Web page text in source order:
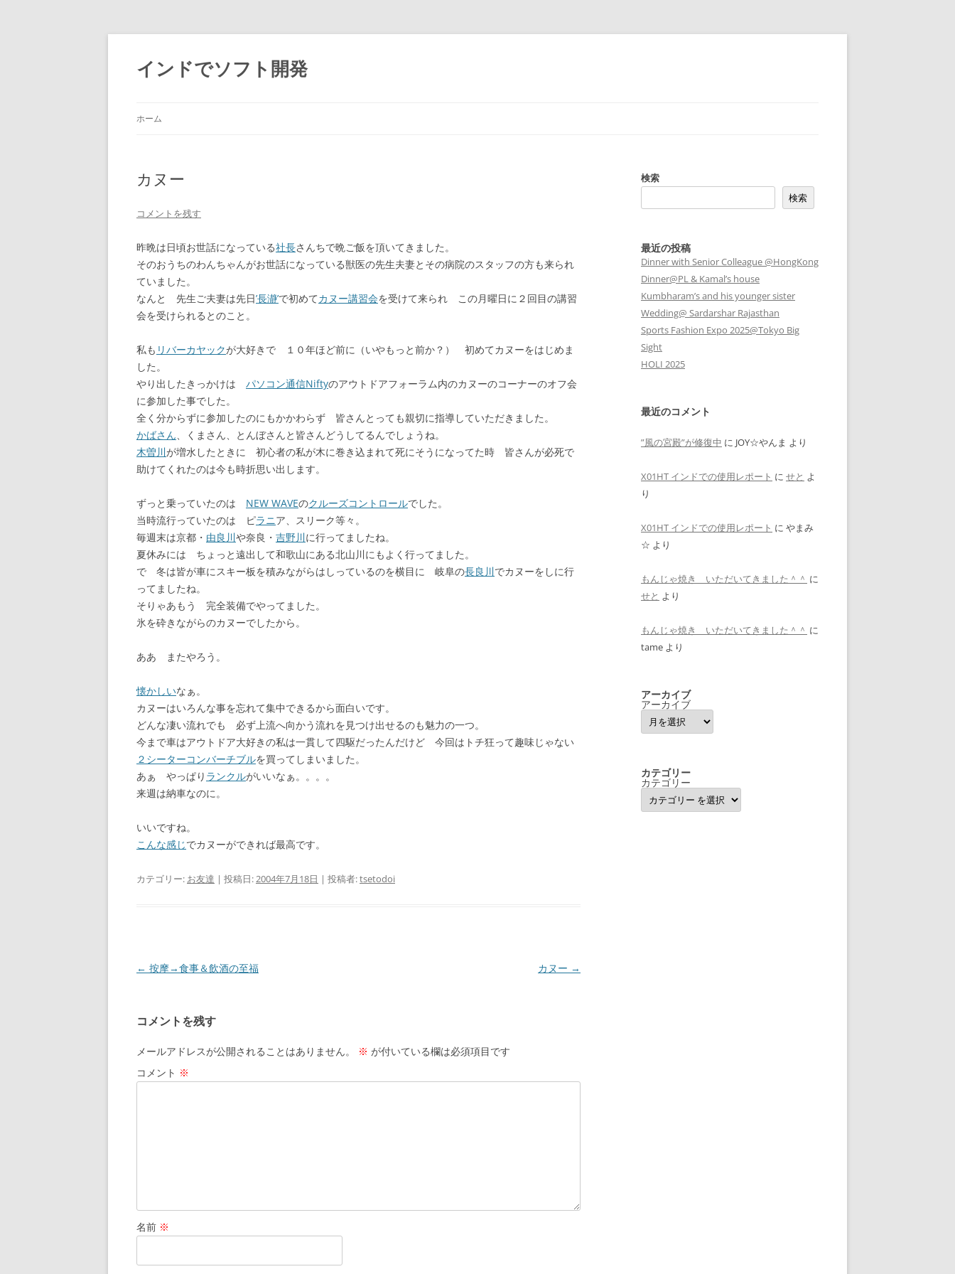
インドでソフト開発
ホーム
カヌー
コメントを残す
昨晩は日頃お世話になっている社長さんちで晩ご飯を頂いてきました。
そのおうちのわんちゃんがお世話になっている獣医の先生夫妻とその病院のスタッフの方も来られ
ていました。
なんと 先生ご夫妻は先日’長瀞’で初めてカヌー講習会を受けて来られ この月曜日に２回目の講習
会を受けられるとのこと。
私も リバーカヤックが大好きで １０年ほど前に（いやもっと前か？） 初めてカヌーをはじめま
した。
やり出したきっかけは パソコン通信Niftyのアウトドアフォーラム内のカヌーのコーナーのオフ会
に参加した事でした。
全く分からずに参加したのにもかかわらず 皆さんとっても親切に指導していただきました。
かばさん、くまさん、とんぼさんと皆さんどうしてるんでしょうね。
木曽川が増水したときに 初心者の私が木に巻き込まれて死にそうになってた時 皆さんが必死で
助けてくれたのは今も時折思い出します。
ずっと乗っていたのは NEW WAVEのクルーズコントロールでした。
当時流行っていたのは ピラニア、スリーク等々。
毎週末は京都・ 由良川や奈良・ 吉野川に行ってましたね。
夏休みには ちょっと遠出して和歌山にある北山川にもよく行ってました。
で 冬は皆が車にスキー板を積みながらはしっているのを横目に 岐阜の長良川でカヌーをしに行
ってましたね。
そりゃあもう 完全装備でやってました。
氷を砕きながらのカヌーでしたから。
ああ またやろう。
懐かしいなぁ。
カヌーはいろんな事を忘れて集中できるから面白いです。
どんな凄い流れでも 必ず上流へ向かう流れを見つけ出せるのも魅力の一つ。
今まで車はアウトドア大好きの私は一貫して四駆だったんだけど 今回はトチ狂って趣味じゃない
２シーターコンバーチブルを買ってしまいました。
あぁ やっぱり ランクルがいいなぁ。。。。
来週は納車なのに。
いいですね。
こんな感じでカヌーができれば最高です。
カテゴリー: お友達 | 投稿日:2004年7月18日 | 投稿者:tsetodoi
投
ビ
ゲ
ー
シ
← 按摩→食事＆飲酒の至福 カヌー →
コメントを残す
メールアドレスが公開されることはありません。 ※ が付いている欄は必須項目です
コメント ※
名前 ※
検索
検索
最近の投稿
Dinner with Senior Colleague @HongKong
Dinner@PL & Kamal’s house
Kumbharam’s and his younger sister
Wedding@ Sardarshar Rajasthan
Sports Fashion Expo 2025@Tokyo Big
Sight
HOLI 2025
最近のコメント
”風の宮殿”が修復中 に JOY☆やんま より
X01HT インドでの使用レポート に せと よ
り
X01HT インドでの使用レポート に やまみ
☆ より
もんじゃ焼き いただいてきました＾＾ に
せと より
もんじゃ焼き いただいてきました＾＾ に
tame より
アーカイブ
アーカイブ
カテゴリー
カテゴリー